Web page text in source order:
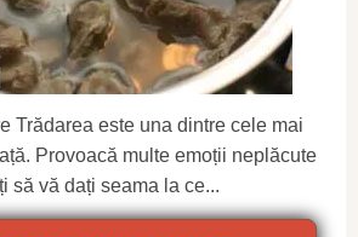
Trădarea este una dintre cele mai
Provoacă multe emoții neplăcute
să vă dați seama la ce...